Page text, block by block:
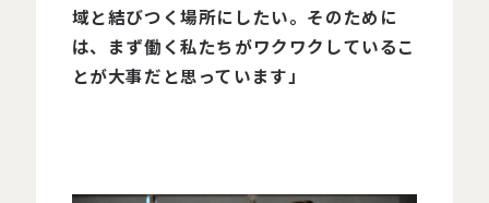
域と結びつく場所にしたい。そのために
は、まず働く私たちがワクワクしているこ
とが大事だと思っています」